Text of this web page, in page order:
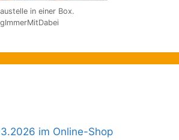
in einer Box.
im Online-Shop